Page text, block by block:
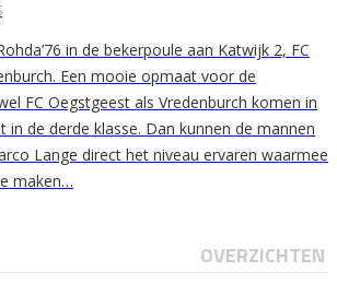
in de bekerpoule aan Katwijk 2, FC
Een mooie opmaat voor de
FC Oegstgeest als Vredenburch komen in
de derde klasse. Dan kunnen de mannen
Lange direct het niveau ervaren waarmee
maken…
OVERZICHTEN